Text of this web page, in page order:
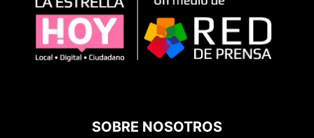
SOBRE NOSOTROS